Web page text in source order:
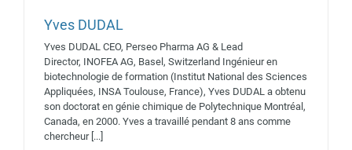
Yves DUDAL
Yves DUDAL CEO, Perseo Pharma AG & Lead
Director, INOFEA AG, Basel, Switzerland Ingénieur en
biotechnologie de formation (Institut National des Sciences
Appliquées, INSA Toulouse, France), Yves DUDAL a obtenu
son doctorat en génie chimique de Polytechnique Montréal,
Canada, en 2000. Yves a travaillé pendant 8 ans comme
chercheur [...]
Matthew G. HALL
Intervenants 2019